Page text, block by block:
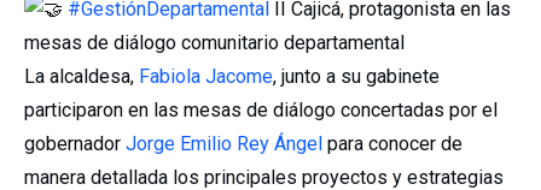
#GestiónDepartamental II Cajicá, protagonista en las
mesas de diálogo comunitario departamental
La alcaldesa, Fabiola Jacome, junto a su gabinete
participaron en las mesas de diálogo concertadas por el
gobernador Jorge Emilio Rey Ángel para conocer de
manera detallada los principales proyectos y estrategias